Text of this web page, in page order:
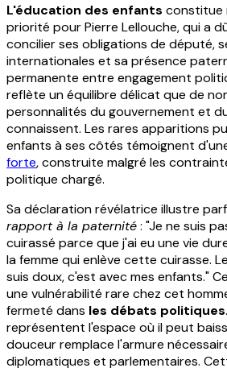
L'éducation des enfants constitue
priorité pour Pierre Lellouche, qui a
concilier ses obligations de député,
internationales et sa présence
permanente entre engagement
reflète un équilibre délicat que de
personnalités du gouvernement et
connaissent. Les rares apparitions
enfants à ses côtés témoignent
forte, construite malgré les
politique chargé.
Sa déclaration révélatrice illustre
rapport à la paternité: "Je ne suis
cuirassé parce que j'ai eu une vie
la femme qui enlève cette cuirasse.
suis doux, c'est avec mes enfants."
une vulnérabilité rare chez cet
fermeté dans les débats politiques
représentent l'espace où il peut
douceur remplace l'armure
diplomatiques et parlementaires.